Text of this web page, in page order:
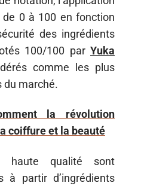
0 à 100 en fonction
des ingrédients
100/100 par Yuka
comme les plus
du marché.
la révolution
coiffure et la beauté
haute qualité sont
à partir d’ingrédients